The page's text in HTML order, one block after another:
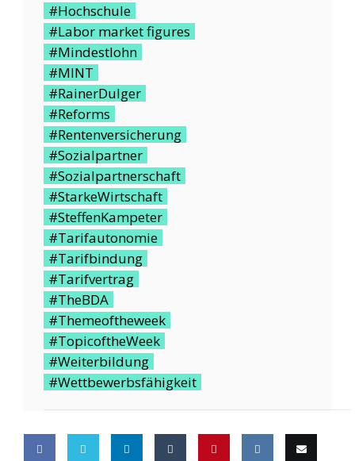
#Hochschule
#Labor market figures
#Mindestlohn
#MINT
#RainerDulger
#Reforms
#Rentenversicherung
#Sozialpartner
#Sozialpartnerschaft
#StarkeWirtschaft
#SteffenKampeter
#Tarifautonomie
#Tarifbindung
#Tarifvertrag
#TheBDA
#Themeoftheweek
#TopicoftheWeek
#Weiterbildung
#Wettbewerbsfähigkeit